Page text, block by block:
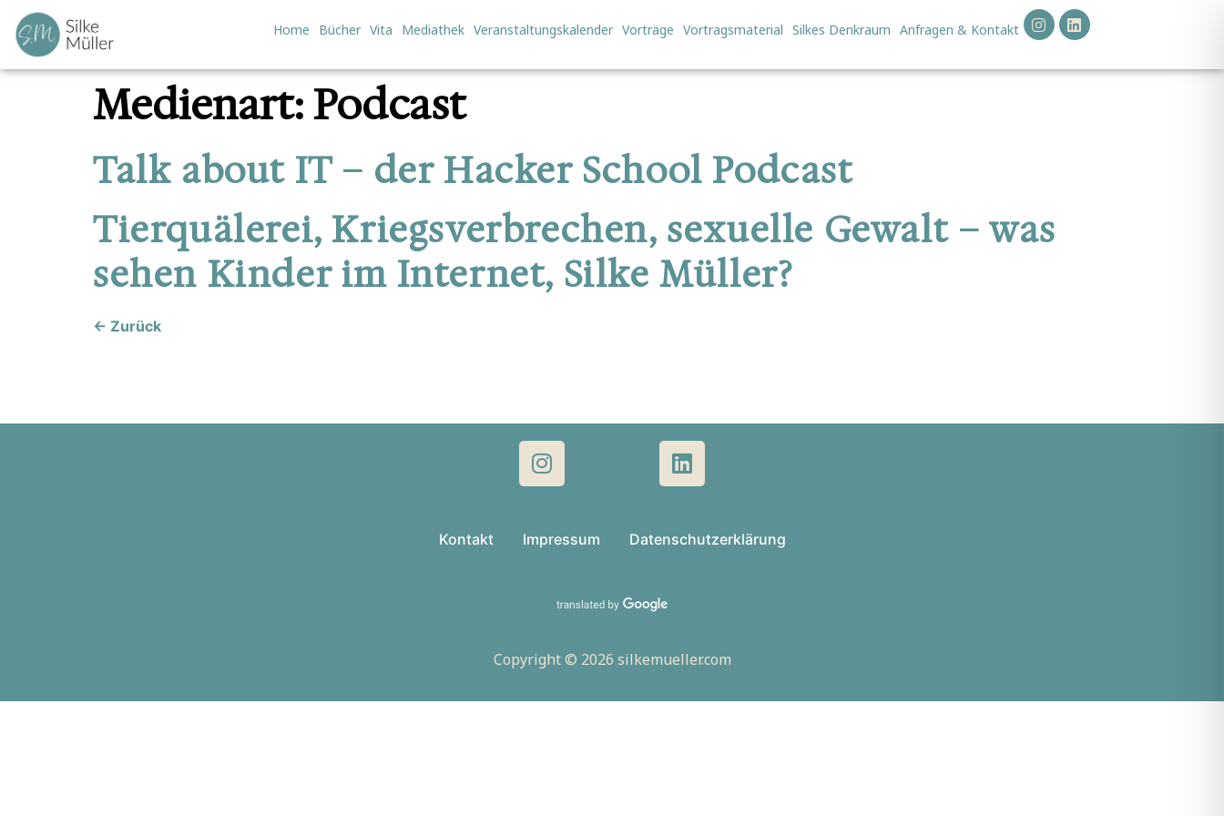
Home Bücher Vita Mediathek Veranstaltungskalender Vorträge Vortragsmaterial Silkes Denkraum Anfragen & Kontakt
Medienart: Podcast
Talk about IT – der Hacker School Podcast
Tierquälerei, Kriegsverbrechen, sexuelle Gewalt – was
sehen Kinder im Internet, Silke Müller?
← Zurück
Kontakt Impressum Datenschutzerklärung
Copyright © 2026 silkemueller.com